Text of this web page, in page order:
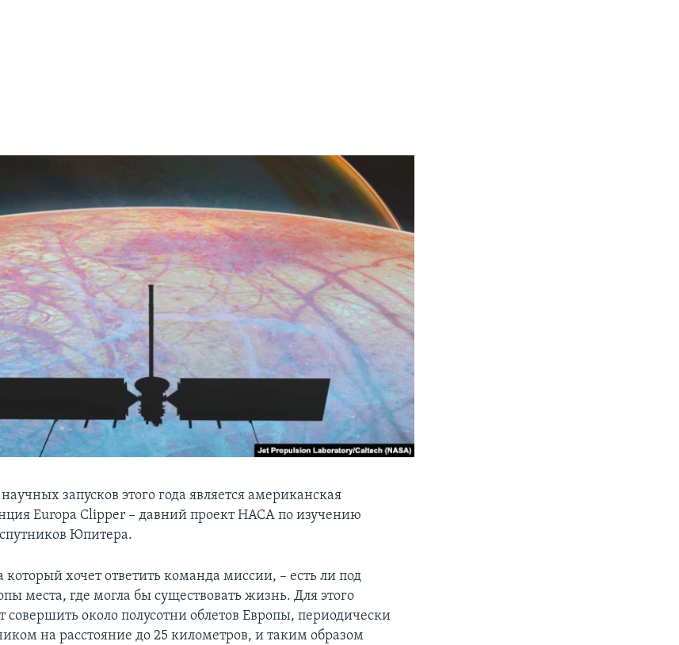
запусков этого года является американская
Europa Clipper – давний проект НАСА по изучению
Юпитера.
который хочет ответить команда миссии, – есть ли под
места, где могла бы существовать жизнь. Для этого
совершить около полусотни облетов Европы, периодически
на расстояние до 25 километров, и таким образом